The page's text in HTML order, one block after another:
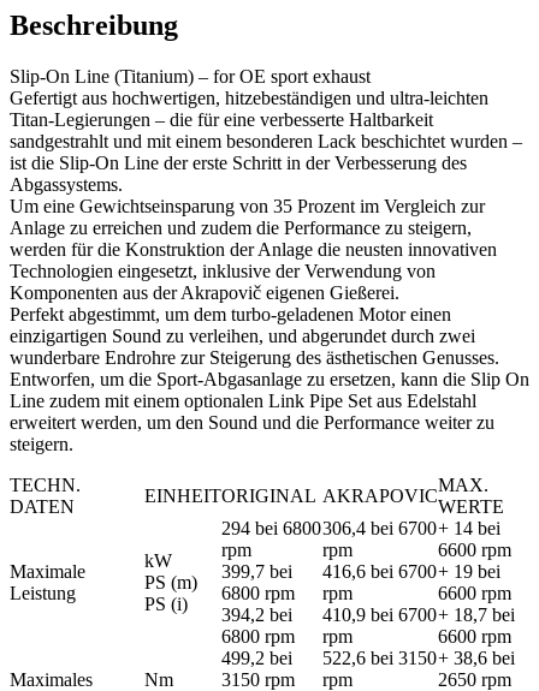
(TITAN)
only
for
OE
sport
exhaust
-
passend
für
Porsche
911
Carrera
/S/4/4S/GTS
(991.2)
Bj.
2016-
2017
Menge
Beschreibung
Slip-On Line (Titanium) – for OE sport exhaust
Gefertigt aus hochwertigen, hitzebeständigen und ultra-leichten
Titan-Legierungen – die für eine verbesserte Haltbarkeit
sandgestrahlt und mit einem besonderen Lack beschichtet wurden –
ist die Slip-On Line der erste Schritt in der Verbesserung des
Abgassystems.
Um eine Gewichtseinsparung von 35 Prozent im Vergleich zur
Anlage zu erreichen und zudem die Performance zu steigern,
werden für die Konstruktion der Anlage die neusten innovativen
Technologien eingesetzt, inklusive der Verwendung von
Komponenten aus der Akrapovič eigenen Gießerei.
Perfekt abgestimmt, um dem turbo-geladenen Motor einen
einzigartigen Sound zu verleihen, und abgerundet durch zwei
wunderbare Endrohre zur Steigerung des ästhetischen Genusses.
Entworfen, um die Sport-Abgasanlage zu ersetzen, kann die Slip On
Line zudem mit einem optionalen Link Pipe Set aus Edelstahl
erweitert werden, um den Sound und die Performance weiter zu
steigern.
TECHN.
DATEN
EINHEITORIGINAL AKRAPOVIC
MAX.
WERTE
Maximale
Leistung
kW
PS (m)
PS (i)
294 bei 6800
rpm
399,7 bei
6800 rpm
394,2 bei
6800 rpm
306,4 bei 6700
rpm
416,6 bei 6700
rpm
410,9 bei 6700
rpm
+ 14 bei
6600 rpm
+ 19 bei
6600 rpm
+ 18,7 bei
6600 rpm
Maximales Nm
499,2 bei
3150 rpm
522,6 bei 3150
rpm
+ 38,6 bei
2650 rpm